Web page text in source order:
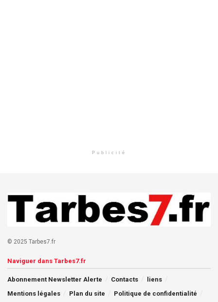
Publicité
© 2025 Tarbes7.fr
Naviguer dans Tarbes7.fr
Abonnement Newsletter Alerte Contacts
liens
Mentions légales
Plan du site Politique de confidentialité